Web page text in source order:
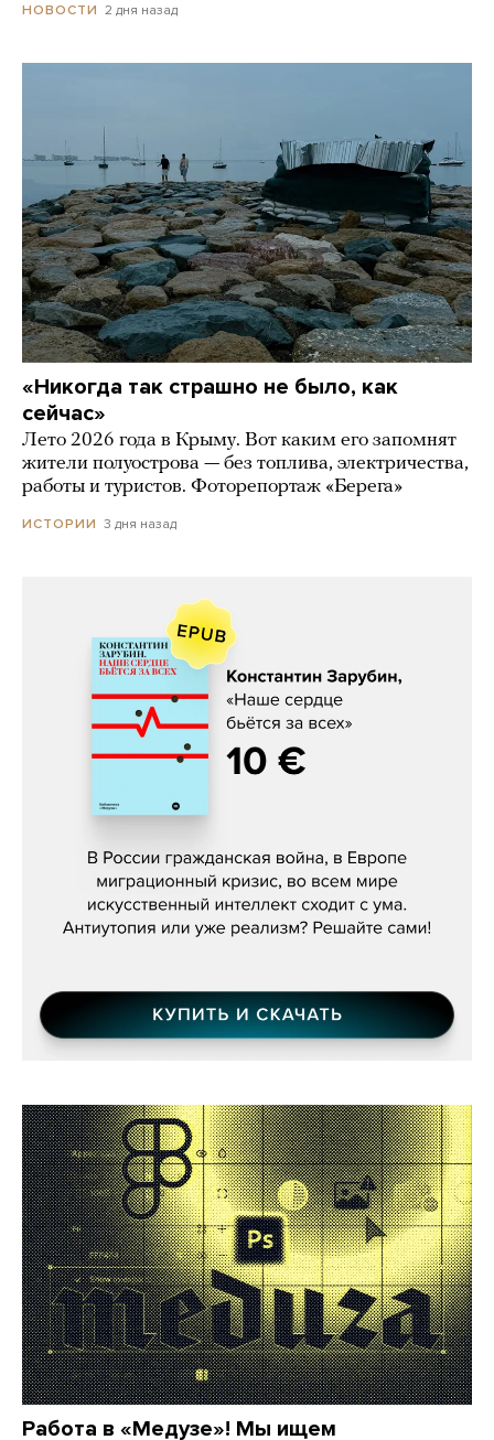
НОВОСТИ 2 дня назад
«Никогда так страшно не было, как
сейчас»
Лето 2026 года в Крыму. Вот каким его запомнят
жители полуострова — без топлива, электричества,
работы и туристов. Фоторепортаж «Берега»
ИСТОРИИ 3 дня назад
Константин Зарубин, «Наше сердце
Работа в «Медузе»! Мы ищем